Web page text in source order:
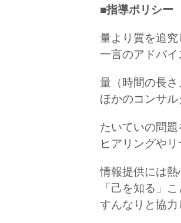
■指導ポリシー
量より質を追
一言のアドバ
量（時間の長
ほかのコンサ
たいていの問
ヒアリングや
情報提供には
「己を知る」
すんなりと協